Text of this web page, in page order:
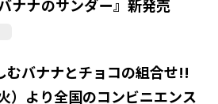
ナナのサンダー』新発売
むバナナとチョコの組合せ!!
）より全国のコンビニエンス